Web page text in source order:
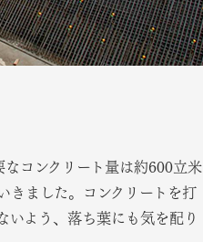
コンクリート量は約600立米
きました。コンクリートを打
いよう、落ち葉にも気を配り